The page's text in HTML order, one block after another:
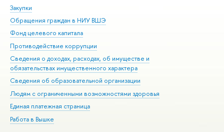
Закупки
Обращения граждан в НИУ ВШЭ
Фонд целевого капитала
Противодействие коррупции
Сведения о доходах, расходах, об имуществе и
обязательствах имущественного характера
Сведения об образовательной организации
Людям с ограниченными возможностями здоровья
Единая платежная страница
Работа в Вышке